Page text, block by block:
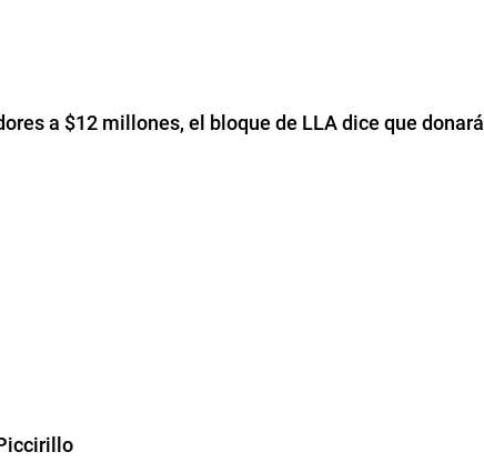
a $12 millones, el bloque de LLA dice que donará